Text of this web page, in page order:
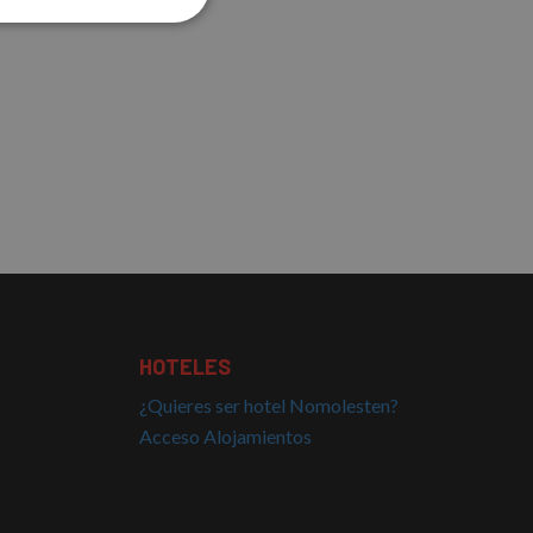
HOTELES
¿Quieres ser hotel Nomolesten?
Acceso Alojamientos
Cookies no
lenguaje PHP.
se utiliza para
es un
puede ser
un estado